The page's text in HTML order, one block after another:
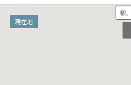
現在地